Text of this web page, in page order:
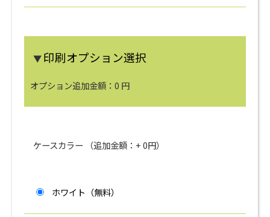
▼印刷オプション選択
オプション追加金額： 0 円
ケースカラー （追加金額：+0円）
ホワイト（無料）